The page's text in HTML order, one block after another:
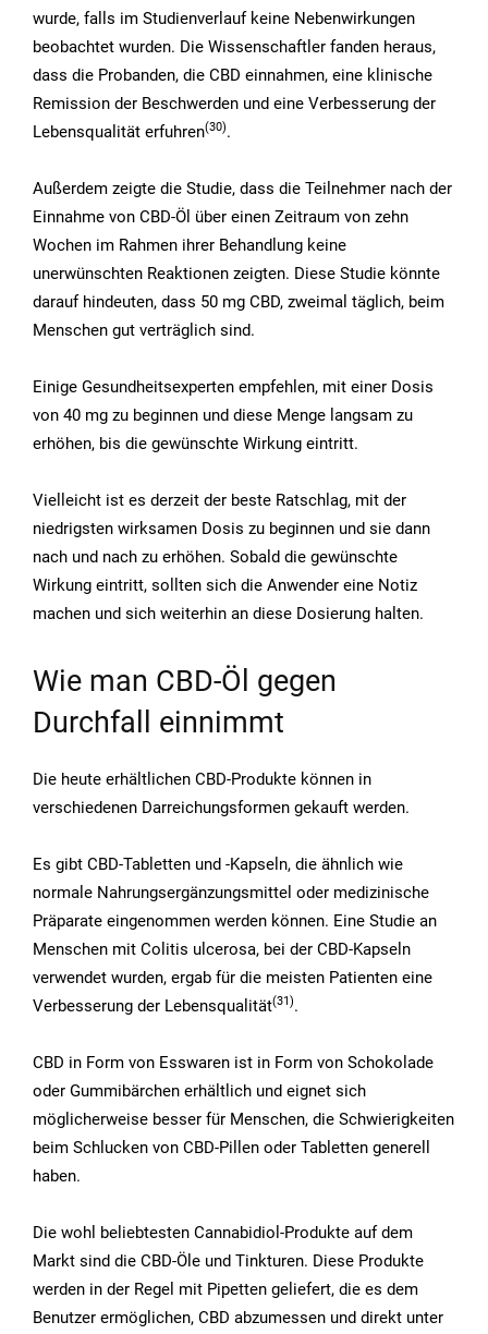
wurde, falls im Studienverlauf keine Nebenwirkungen
beobachtet wurden. Die Wissenschaftler fanden heraus,
dass die Probanden, die CBD einnahmen, eine klinische
Remission der Beschwerden und eine Verbesserung der
Lebensqualität erfuhren(30).
Außerdem zeigte die Studie, dass die Teilnehmer nach der
Einnahme von CBD-Öl über einen Zeitraum von zehn
Wochen im Rahmen ihrer Behandlung keine
unerwünschten Reaktionen zeigten. Diese Studie könnte
darauf hindeuten, dass 50 mg CBD, zweimal täglich, beim
Menschen gut verträglich sind.
Einige Gesundheitsexperten empfehlen, mit einer Dosis
von 40 mg zu beginnen und diese Menge langsam zu
erhöhen, bis die gewünschte Wirkung eintritt.
Vielleicht ist es derzeit der beste Ratschlag, mit der
niedrigsten wirksamen Dosis zu beginnen und sie dann
nach und nach zu erhöhen. Sobald die gewünschte
Wirkung eintritt, sollten sich die Anwender eine Notiz
machen und sich weiterhin an diese Dosierung halten.
Wie man CBD-Öl gegen
Durchfall einnimmt
Die heute erhältlichen CBD-Produkte können in
verschiedenen Darreichungsformen gekauft werden.
Es gibt CBD-Tabletten und -Kapseln, die ähnlich wie
normale Nahrungsergänzungsmittel oder medizinische
Präparate eingenommen werden können. Eine Studie an
Menschen mit Colitis ulcerosa, bei der CBD-Kapseln
verwendet wurden, ergab für die meisten Patienten eine
Verbesserung der Lebensqualität(31).
CBD in Form von Esswaren ist in Form von Schokolade
oder Gummibärchen erhältlich und eignet sich
möglicherweise besser für Menschen, die Schwierigkeiten
beim Schlucken von CBD-Pillen oder Tabletten generell
haben.
Die wohl beliebtesten Cannabidiol-Produkte auf dem
Markt sind die CBD-Öle und Tinkturen. Diese Produkte
werden in der Regel mit Pipetten geliefert, die es dem
Benutzer ermöglichen, CBD abzumessen und direkt unter